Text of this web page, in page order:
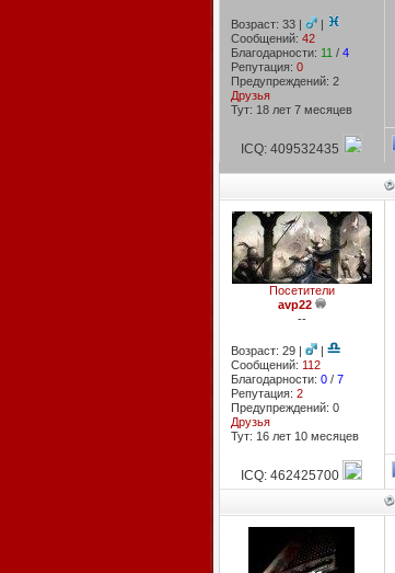
Возраст: 33 |
|
Сообщений: 42
Благодарности: 11 / 4
Репутация: 0
Предупреждений: 2
Друзья
Тут: 18 лет 7 месяцев
ICQ: 409532435
Посетители
avp22
--
Возраст: 29 |
|
Сообщений: 112
Благодарности: 0/ 7
Репутация: 2
Предупреждений: 0
Друзья
Тут: 16 лет 10 месяцев
ICQ: 462425700